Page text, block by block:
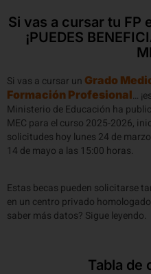
Si vas a cursar tu FP
¡PUEDES
Si vas a cursar un Grado
Formación Profesional…
Ministerio de Educación ha
MEC para el curso 2025-2026,
solicitudes hoy lunes 24 de
14 de mayo a las 15:00 horas.
Estas becas pueden solicitarse
en un centro privado
saber más datos? Sigue leyendo.
Tabla de